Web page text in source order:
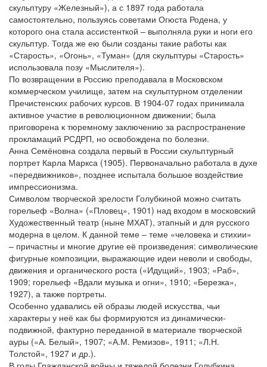
скульптуру «Железный»), а с 1897 года работала
самостоятельно, пользуясь советами Огюста Родена, у
которого она стала ассистенткой – выполняла руки и ноги его
скульптур. Тогда же ею были созданы такие работы как
«Старость», «Огонь», «Туман» (для скульптуры «Старость»
использовала позу «Мыслителя»).
По возвращении в Россию преподавала в Московском
коммерческом училище, затем на скульптурном отделении
Пречистенских рабочих курсов. В 1904-07 годах принимала
активное участие в революционном движении; была
приговорена к тюремному заключению за распространение
прокламаций РСДРП, но освобождена по болезни.
Анна Семёновна создала первый в России скульптурный
портрет Карла Маркса (1905). Первоначально работала в духе
«передвижников», позднее испытала большое воздействие
импрессионизма.
Символом творческой зрелости Голубкиной можно считать
горельеф «Волна» («Пловец», 1901) над входом в московский
Художественный театр (ныне МХАТ), этапный и для русского
модерна в целом. К данной теме – теме «человека и стихии»
– причастны и многие другие её произведения: символические
фигурные композиции, выражающие идеи неволи и свободы,
движения и органического роста («Идущий», 1903; «Раб»,
1909; горельеф «Вдали музыка и огни», 1910; «Березка»,
1927), а также портреты.
Особенно удавались ей образы людей искусства, чьи
характеры у неё как бы формируются из динамически-
подвижной, фактурно переданной в материале творческой
ауры («А. Белый», 1907; «А.М. Ремизов», 1911; «Л.Н.
Толстой», 1927 и др.).